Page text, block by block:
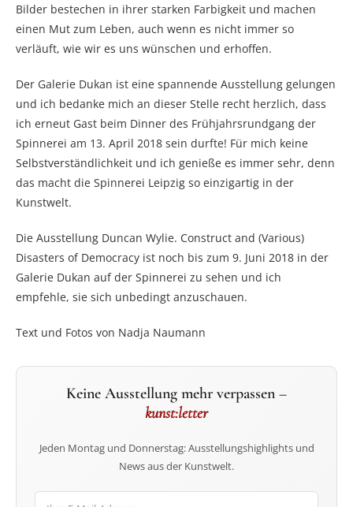
Bilder bestechen in ihrer starken Farbigkeit und machen
einen Mut zum Leben, auch wenn es nicht immer so
verläuft, wie wir es uns wünschen und erhoffen.
Der Galerie Dukan ist eine spannende Ausstellung gelungen
und ich bedanke mich an dieser Stelle recht herzlich, dass
ich erneut Gast beim Dinner des Frühjahrsrundgang der
Spinnerei am 13. April 2018 sein durfte! Für mich keine
Selbstverständlichkeit und ich genieße es immer sehr, denn
das macht die Spinnerei Leipzig so einzigartig in der
Kunstwelt.
Die Ausstellung Duncan Wylie. Construct and (Various)
Disasters of Democracy ist noch bis zum 9. Juni 2018 in der
Galerie Dukan auf der Spinnerei zu sehen und ich
empfehle, sie sich unbedingt anzuschauen.
Text und Fotos von Nadja Naumann
Keine Ausstellung mehr verpassen –
kunst:letter
Jeden Montag und Donnerstag: Ausstellungshighlights und
News aus der Kunstwelt.